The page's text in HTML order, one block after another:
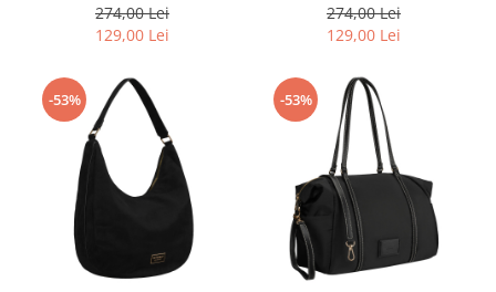
cu dungi la modă - Peterson
PTR-PTN JK6-09-6734
274,00 Lei
129,00 Lei
singur compartiment și
fermoar - Peterson PTR-PTN
JK6-02-6543
274,00 Lei
129,00 Lei
-53% -53%